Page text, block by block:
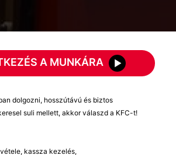
A MUNKÁRA
dolgozni, hosszútávú és biztos
suli mellett, akkor válaszd a KFC-t!
kassza kezelés,